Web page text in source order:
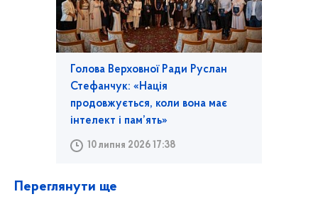
Голова Верховної Ради Руслан
Стефанчук: «Нація
продовжується, коли вона має
інтелект і пам’ять»
10 липня 2026 17:38
Переглянути ще